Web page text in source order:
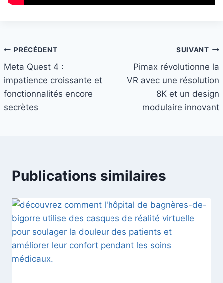
Navigation
de
l’article
PRÉCÉDENT
Meta Quest 4 :
impatience croissante et
fonctionnalités encore
secrètes
SUIVANT
Pimax révolutionne la
VR avec une résolution
8K et un design
modulaire innovant
Publications similaires